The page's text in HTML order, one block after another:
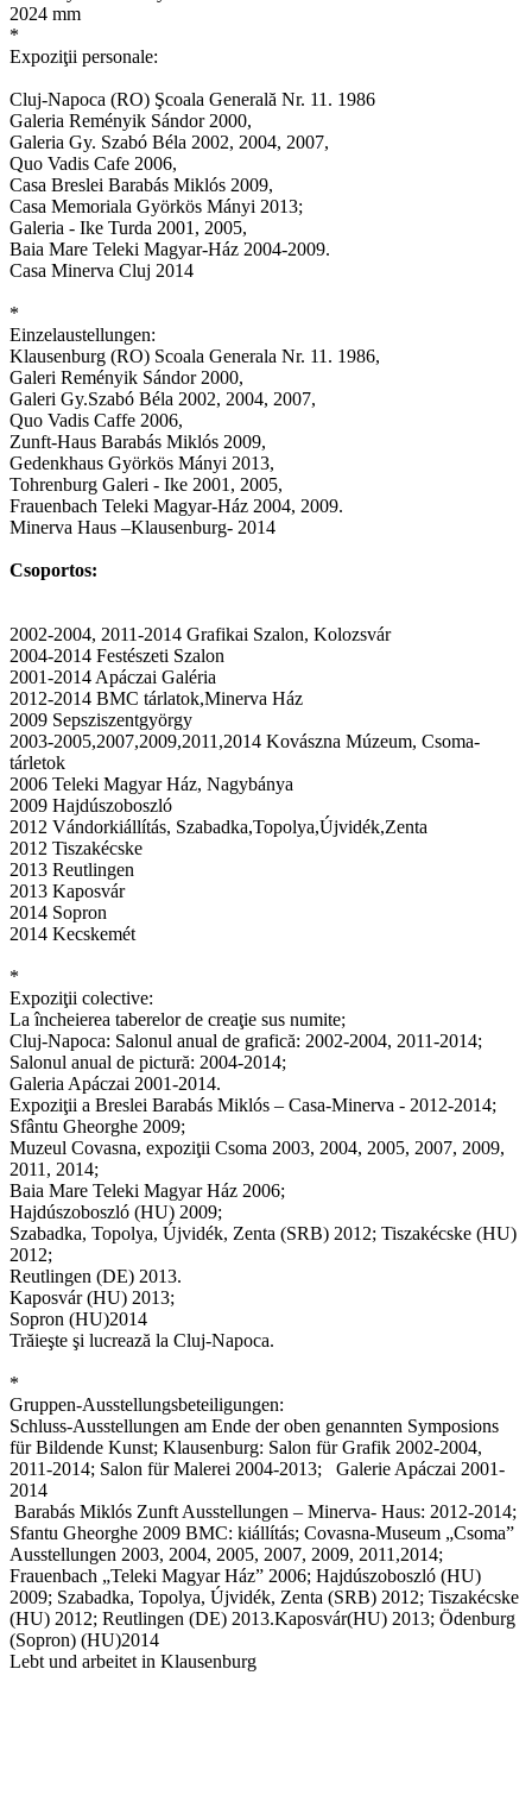
2024 mm
*
Expoziţii personale:
Cluj-Napoca (RO) Şcoala Generală Nr. 11. 1986
Galeria Reményik Sándor 2000,
Galeria Gy. Szabó Béla 2002, 2004, 2007,
Quo Vadis Cafe 2006,
Casa Breslei Barabás Miklós 2009,
Casa Memoriala Györkös Mányi 2013;
Galeria - Ike Turda 2001, 2005,
Baia Mare Teleki Magyar-Ház 2004-2009.
Casa Minerva Cluj 2014
*
Einzelaustellungen:
Klausenburg (RO) Scoala Generala Nr. 11. 1986,
Galeri Reményik Sándor 2000,
Galeri Gy.Szabó Béla 2002, 2004, 2007,
Quo Vadis Caffe 2006,
Zunft-Haus Barabás Miklós 2009,
Gedenkhaus Györkös Mányi 2013,
Tohrenburg Galeri - Ike 2001, 2005,
Frauenbach Teleki Magyar-Ház 2004, 2009.
Minerva Haus –Klausenburg- 2014
Csoportos:
2002-2004, 2011-2014 Grafikai Szalon, Kolozsvár
2004-2014 Festészeti Szalon
2001-2014 Apáczai Galéria
2012-2014 BMC tárlatok,Minerva Ház
2009 Sepsziszentgyörgy
2003-2005,2007,2009,2011,2014 Kovászna Múzeum, Csoma-
tárletok
2006 Teleki Magyar Ház, Nagybánya
2009 Hajdúszoboszló
2012 Vándorkiállítás, Szabadka,Topolya,Újvidék,Zenta
2012 Tiszakécske
2013 Reutlingen
2013 Kaposvár
2014 Sopron
2014 Kecskemét
*
Expoziţii colective:
La încheierea taberelor de creaţie sus numite;
Cluj-Napoca: Salonul anual de grafică: 2002-2004, 2011-2014;
Salonul anual de pictură: 2004-2014;
Galeria Apáczai 2001-2014.
Expoziţii a Breslei Barabás Miklós – Casa-Minerva - 2012-2014;
Sfântu Gheorghe 2009;
Muzeul Covasna, expoziţii Csoma 2003, 2004, 2005, 2007, 2009,
2011, 2014;
Baia Mare Teleki Magyar Ház 2006;
Hajdúszoboszló (HU) 2009;
Szabadka, Topolya, Újvidék, Zenta (SRB) 2012; Tiszakécske (HU)
2012;
Reutlingen (DE) 2013.
Kaposvár (HU) 2013;
Sopron (HU)2014
Trăieşte şi lucrează la Cluj-Napoca.
*
Gruppen-Ausstellungsbeteiligungen:
Schluss-Ausstellungen am Ende der oben genannten Symposions
für Bildende Kunst; Klausenburg: Salon für Grafik 2002-2004,
2011-2014; Salon für Malerei 2004-2013; Galerie Apáczai 2001-
2014
Barabás Miklós Zunft Ausstellungen – Minerva- Haus: 2012-2014;
Sfantu Gheorghe 2009 BMC: kiállítás; Covasna-Museum „Csoma”
Ausstellungen 2003, 2004, 2005, 2007, 2009, 2011,2014;
Frauenbach „Teleki Magyar Ház” 2006; Hajdúszoboszló (HU)
2009; Szabadka, Topolya, Újvidék, Zenta (SRB) 2012; Tiszakécske
(HU) 2012; Reutlingen (DE) 2013.Kaposvár(HU) 2013; Ödenburg
(Sopron) (HU)2014
Lebt und arbeitet in Klausenburg